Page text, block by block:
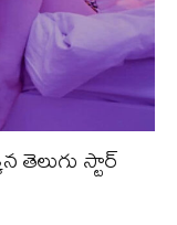
తెలుగు స్టార్